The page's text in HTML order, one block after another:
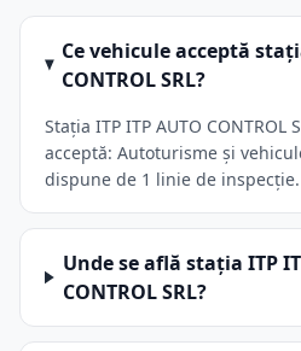
Ce vehicule acceptă
CONTROL SRL?
Stația ITP ITP AUTO CONTROL
acceptă: Autoturisme și
dispune de 1 linie de inspecție.
Unde se află stația ITP
CONTROL SRL?